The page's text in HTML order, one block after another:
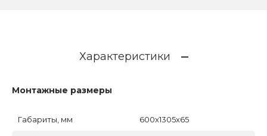
Характеристики
Монтажные размеры
Габариты, мм 600x1305x65